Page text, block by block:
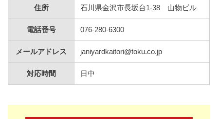
住所 石川県金沢市長坂台1-38 山物ビル
電話番号 076-280-6300
メールアドレス janiyardkaitori@toku.co.jp
対応時間 日中